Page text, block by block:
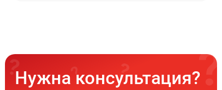
Нужна консультация?